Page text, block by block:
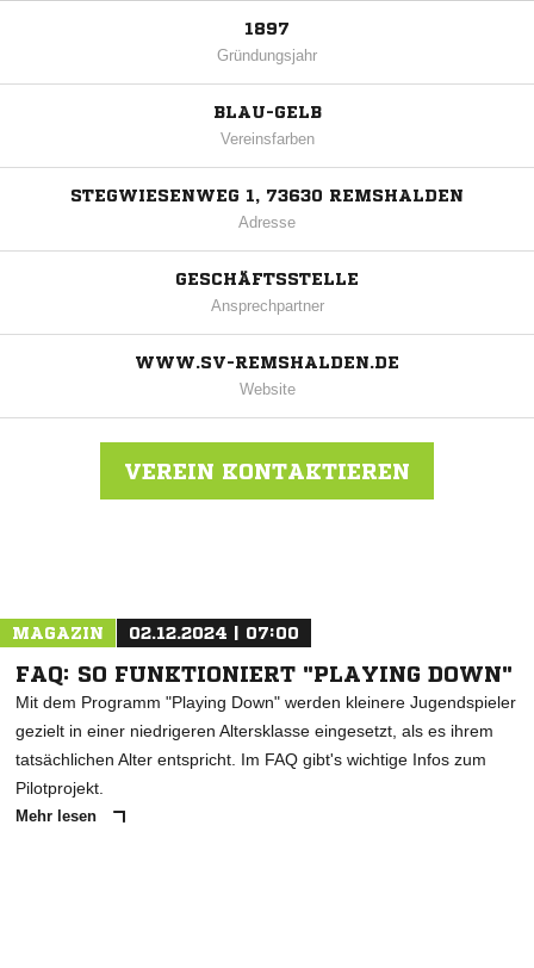
1897
Gründungsjahr
BLAU-GELB
Vereinsfarben
STEGWIESENWEG 1, 73630 REMSHALDEN
Adresse
GESCHÄFTSSTELLE
Ansprechpartner
WWW.SV-REMSHALDEN.DE
Website
VEREIN KONTAKTIEREN
MAGAZIN 02.12.2024 | 07:00
FAQ: SO FUNKTIONIERT "PLAYING DOWN"
Mit dem Programm "Playing Down" werden kleinere Jugendspieler
gezielt in einer niedrigeren Altersklasse eingesetzt, als es ihrem
tatsächlichen Alter entspricht. Im FAQ gibt's wichtige Infos zum
Pilotprojekt.
Mehr lesen